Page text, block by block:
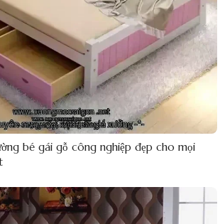
bé gái gỗ công nghiệp đẹp cho mọi